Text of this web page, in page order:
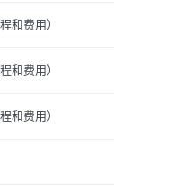
和费用）
和费用）
和费用）